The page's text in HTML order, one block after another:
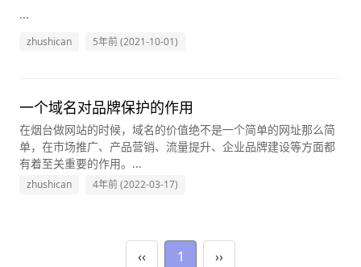
...
zhushican 5年前 (2021-10-01)
一个域名对品牌保护的作用
在烟台做网站的时候，域名的价值绝不是一个简单的网址那么简
单，在市场推广、产品营销、流量提升、企业品牌建设等方面都
有着至关重要的作用。...
zhushican 4年前 (2022-03-17)
‹‹ 1 ››